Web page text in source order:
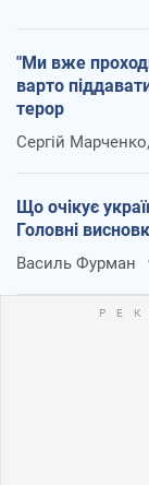
"Ми вже
варто
терор
Сергій
Що очікує
Головні
Василь Фурман